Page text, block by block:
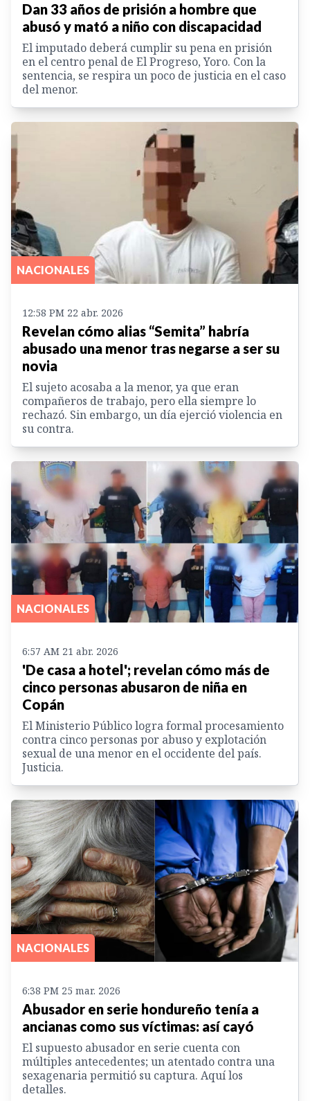
Dan 33 años de prisión a hombre que
abusó y mató a niño con discapacidad
El imputado deberá cumplir su pena en prisión
en el centro penal de El Progreso, Yoro. Con la
sentencia, se respira un poco de justicia en el caso
del menor.
NACIONALES
12:58 PM 22 abr. 2026
Revelan cómo alias “Semita” habría
abusado una menor tras negarse a ser su
novia
El sujeto acosaba a la menor, ya que eran
compañeros de trabajo, pero ella siempre lo
rechazó. Sin embargo, un día ejerció violencia en
su contra.
NACIONALES
6:57 AM 21 abr. 2026
'De casa a hotel'; revelan cómo más de
cinco personas abusaron de niña en
Copán
El Ministerio Público logra formal procesamiento
contra cinco personas por abuso y explotación
sexual de una menor en el occidente del país.
Justicia.
NACIONALES
6:38 PM 25 mar. 2026
Abusador en serie hondureño tenía a
ancianas como sus víctimas: así cayó
El supuesto abusador en serie cuenta con
múltiples antecedentes; un atentado contra una
sexagenaria permitió su captura. Aquí los
detalles.